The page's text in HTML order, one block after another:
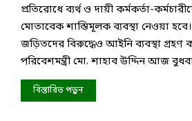
প্রতিরোধে ব্যর্থ ও দায়ী কর্মকর্তা-
মোতাবেক শাস্তিমূলক ব্যবস্থা নেওয়া
জড়িতদের বিরুদ্ধেও আইনি ব্যবস্থা গ্রহণ
পরিবেশমন্ত্রী মো. শাহাব উদ্দিন আজ
বিস্তারিত পড়ুন